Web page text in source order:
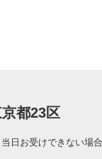
都23区
日お受けできない場合